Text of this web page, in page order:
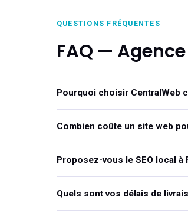
QUESTIONS FRÉQUENTES
FAQ —
Pourquoi choisir CentralWeb
Combien coûte un site web
Proposez-vous le SEO local à
Quels sont vos délais de